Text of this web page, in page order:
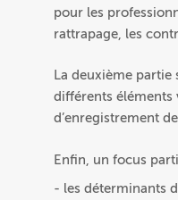
pour les
rattrapage, les
La deuxième partie
différents éléments
d’enregistrement
Enfin, un focus
- les déterminants